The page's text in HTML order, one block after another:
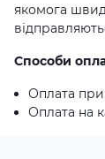
якомога
Способи
Оплата
Оплата на